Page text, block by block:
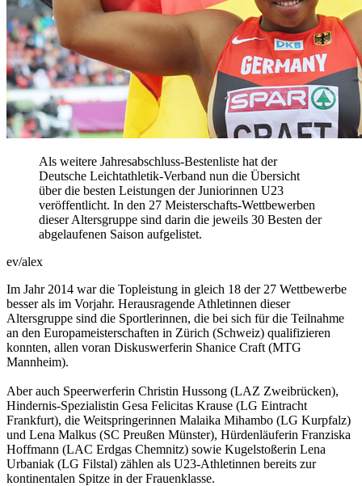
Als weitere Jahresabschluss-Bestenliste hat der
Deutsche Leichtathletik-Verband nun die Übersicht
über die besten Leistungen der Juniorinnen U23
veröffentlicht. In den 27 Meisterschafts-Wettbewerben
dieser Altersgruppe sind darin die jeweils 30 Besten der
abgelaufenen Saison aufgelistet.
ev/alex
Im Jahr 2014 war die Topleistung in gleich 18 der 27 Wettbewerbe
besser als im Vorjahr. Herausragende Athletinnen dieser
Altersgruppe sind die Sportlerinnen, die bei sich für die Teilnahme
an den Europameisterschaften in Zürich (Schweiz) qualifizieren
konnten, allen voran Diskuswerferin Shanice Craft (MTG
Mannheim).
Aber auch Speerwerferin Christin Hussong (LAZ Zweibrücken),
Hindernis-Spezialistin Gesa Felicitas Krause (LG Eintracht
Frankfurt), die Weitspringerinnen Malaika Mihambo (LG Kurpfalz)
und Lena Malkus (SC Preußen Münster), Hürdenläuferin Franziska
Hoffmann (LAC Erdgas Chemnitz) sowie Kugelstoßerin Lena
Urbaniak (LG Filstal) zählen als U23-Athletinnen bereits zur
kontinentalen Spitze in der Frauenklasse.